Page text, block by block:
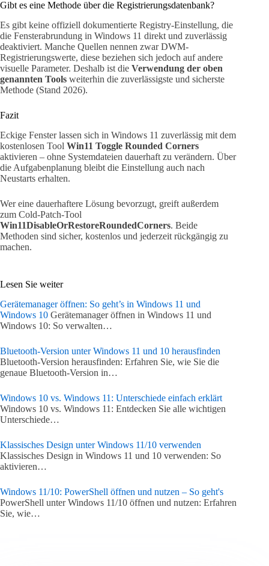
Gibt es eine Methode über die Registrierungsdatenbank?
Es gibt keine offiziell dokumentierte Registry-Einstellung, die
die Fensterabrundung in Windows 11 direkt und zuverlässig
deaktiviert. Manche Quellen nennen zwar DWM-
Registrierungswerte, diese beziehen sich jedoch auf andere
visuelle Parameter. Deshalb ist die Verwendung der oben
genannten Tools weiterhin die zuverlässigste und sicherste
Methode (Stand 2026).
Fazit
Eckige Fenster lassen sich in Windows 11 zuverlässig mit dem
kostenlosen Tool Win11 Toggle Rounded Corners
aktivieren – ohne Systemdateien dauerhaft zu verändern. Über
die Aufgabenplanung bleibt die Einstellung auch nach
Neustarts erhalten.
Wer eine dauerhaftere Lösung bevorzugt, greift außerdem
zum Cold-Patch-Tool
Win11DisableOrRestoreRoundedCorners. Beide
Methoden sind sicher, kostenlos und jederzeit rückgängig zu
machen.
Lesen Sie weiter
Gerätemanager öffnen: So geht’s in Windows 11 und
Windows 10 Gerätemanager öffnen in Windows 11 und
Windows 10: So verwalten…
Bluetooth-Version unter Windows 11 und 10 herausfinden
Bluetooth-Version herausfinden: Erfahren Sie, wie Sie die
genaue Bluetooth-Version in…
Windows 10 vs. Windows 11: Unterschiede einfach erklärt
Windows 10 vs. Windows 11: Entdecken Sie alle wichtigen
Unterschiede…
Klassisches Design unter Windows 11/10 verwenden
Klassisches Design in Windows 11 und 10 verwenden: So
aktivieren…
Windows 11/10: PowerShell öffnen und nutzen – So geht's
PowerShell unter Windows 11/10 öffnen und nutzen: Erfahren
Sie, wie…